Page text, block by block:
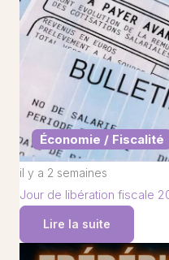
Économie / Fiscalité
il y a 2 semaines
Jour de libération fiscale
Lire la suite